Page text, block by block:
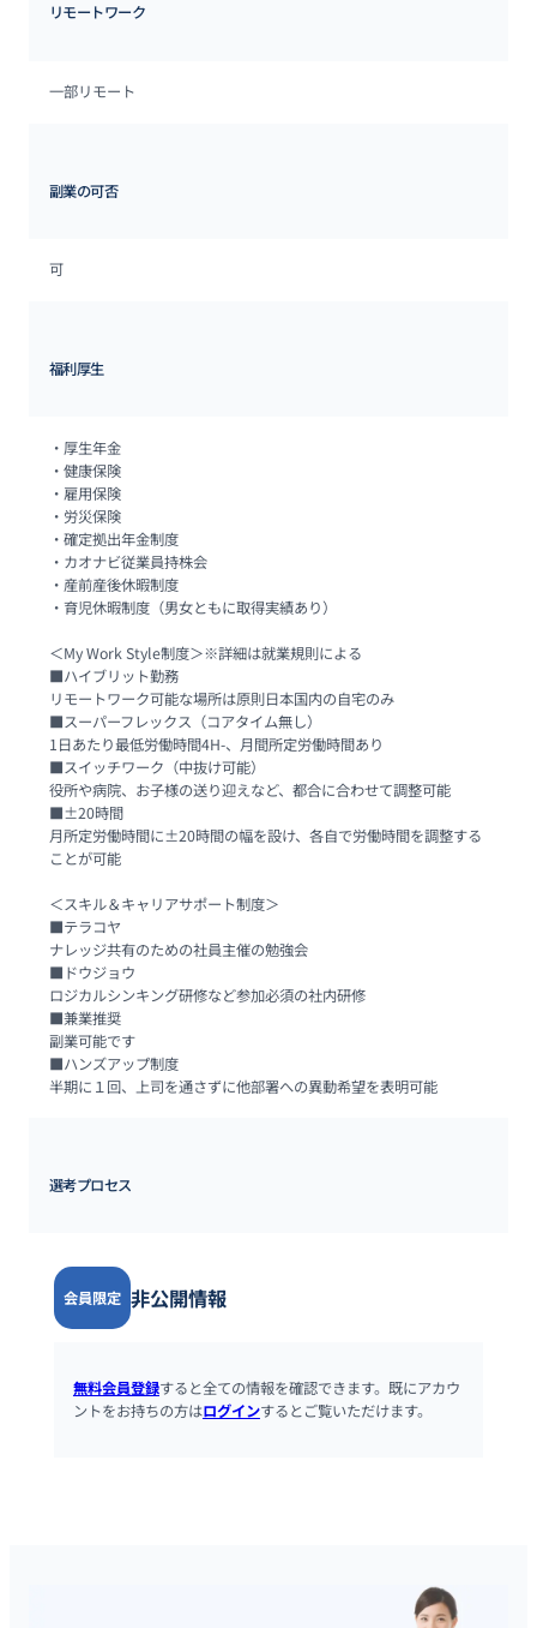
リモートワーク
一部リモート
副業の可否
可
福利厚生
・厚生年金
・健康保険
・雇用保険
・労災保険
・確定拠出年金制度
・カオナビ従業員持株会
・産前産後休暇制度
・育児休暇制度（男女ともに取得実績あり）
＜My Work Style制度＞※詳細は就業規則による
■ハイブリット勤務
リモートワーク可能な場所は原則日本国内の自宅のみ
■スーパーフレックス（コアタイム無し）
1日あたり最低労働時間4H-、月間所定労働時間あり
■スイッチワーク（中抜け可能）
役所や病院、お子様の送り迎えなど、都合に合わせて調整可能
■±20時間
月所定労働時間に±20時間の幅を設け、各自で労働時間を調整する
ことが可能
＜スキル＆キャリアサポート制度＞
■テラコヤ
ナレッジ共有のための社員主催の勉強会
■ドウジョウ
ロジカルシンキング研修など参加必須の社内研修
■兼業推奨
副業可能です
■ハンズアップ制度
半期に１回、上司を通さずに他部署への異動希望を表明可能
選考プロセス
会員限定 非公開情報
無料会員登録すると全ての情報を確認できます。既にアカウ
ントをお持ちの方はログインするとご覧いただけます。